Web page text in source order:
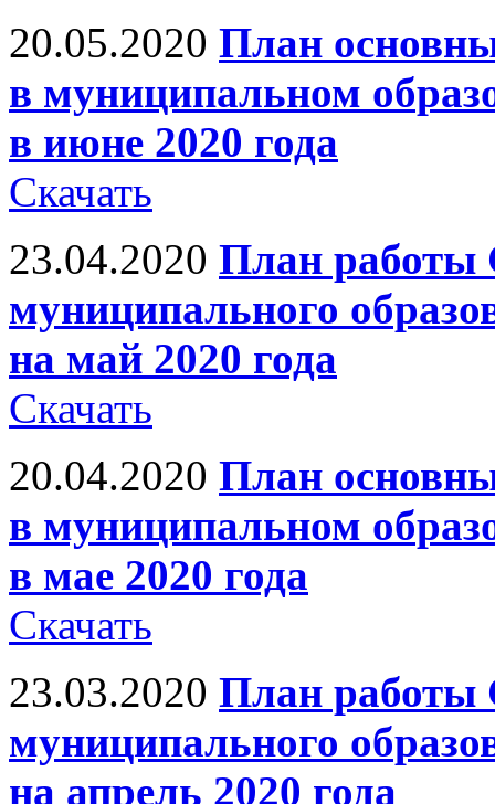
20.05.2020 План
в муниципальном
в июне 2020 года
Скачать
23.04.2020 План работы
муниципального
на май 2020 года
Скачать
20.04.2020 План
в муниципальном
в мае 2020 года
Скачать
23.03.2020 План работы
муниципального
на апрель 2020 года